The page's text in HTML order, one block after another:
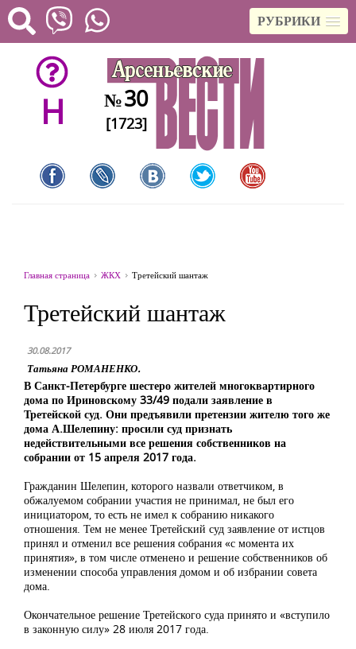
РУБРИКИ
H №30
[1723]
Главная страница ЖКХ Третейский шантаж
Третейский шантаж
30.08.2017
Татьяна РОМАНЕНКО.
В Санкт-Петербурге шестеро жителей многоквартирного
дома по Ириновскому 33/49 подали заявление в
Третейской суд. Они предъявили претензии жителю того же
дома А.Шелепину: просили суд признать
недействительными все решения собственников на
собрании от 15 апреля 2017 года.
Гражданин Шелепин, которого назвали ответчиком, в
обжалуемом собрании участия не принимал, не был его
инициатором, то есть не имел к собранию никакого
отношения. Тем не менее Третейский суд заявление от истцов
принял и отменил все решения собрания «с момента их
принятия», в том числе отменено и решение собственников об
изменении способа управления домом и об избрании совета
дома.
Окончательное решение Третейского суда принято и «вступило
в законную силу» 28 июля 2017 года.